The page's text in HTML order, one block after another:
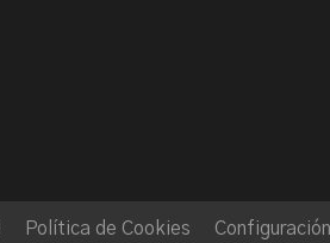
Política de Cookies